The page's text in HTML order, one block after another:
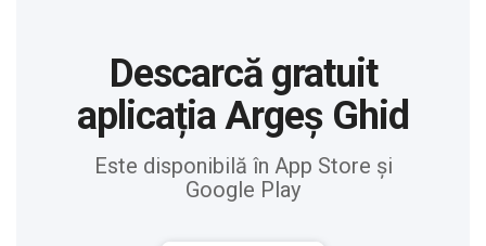
Descarcă gratuit
aplicația Argeș Ghid
Este disponibilă în App Store și
Google Play